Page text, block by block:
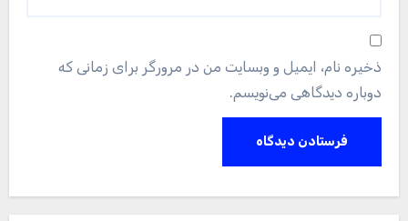
ذخیره نام، ایمیل و وبسایت من در مرورگر برای زمانی که
دوباره دیدگاهی می‌نویسم.